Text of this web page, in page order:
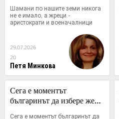
военачалници
Шамани по нашите земи никога
не е имало, а жреци -
аристократи и военачалници
29.07.2026
20
Петя Минкова
Сега е моментът
българинът да избере жена
Сега е моментът българинът да